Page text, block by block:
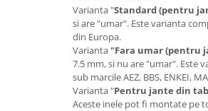
Varianta "Standard (pentru
si are "umar". Este varianta
din Europa.
Varianta "Fara umar (pentru
7.5 mm, si nu are "umar". Este
sub marcile AEZ, BBS, ENKEI,
Varianta "Pentru jante din
Aceste inele pot fi montate pe